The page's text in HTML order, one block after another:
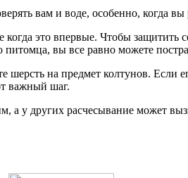
вам и воде, особенно, когда вы
это впервые. Чтобы
питомца, вы все равно можете
на предмет колтунов. Если
важный шаг.
у других расчесывание может